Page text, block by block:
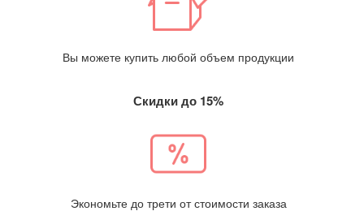
Вы можете купить любой объем продукции
Скидки до 15%
Экономьте до трети от стоимости заказа